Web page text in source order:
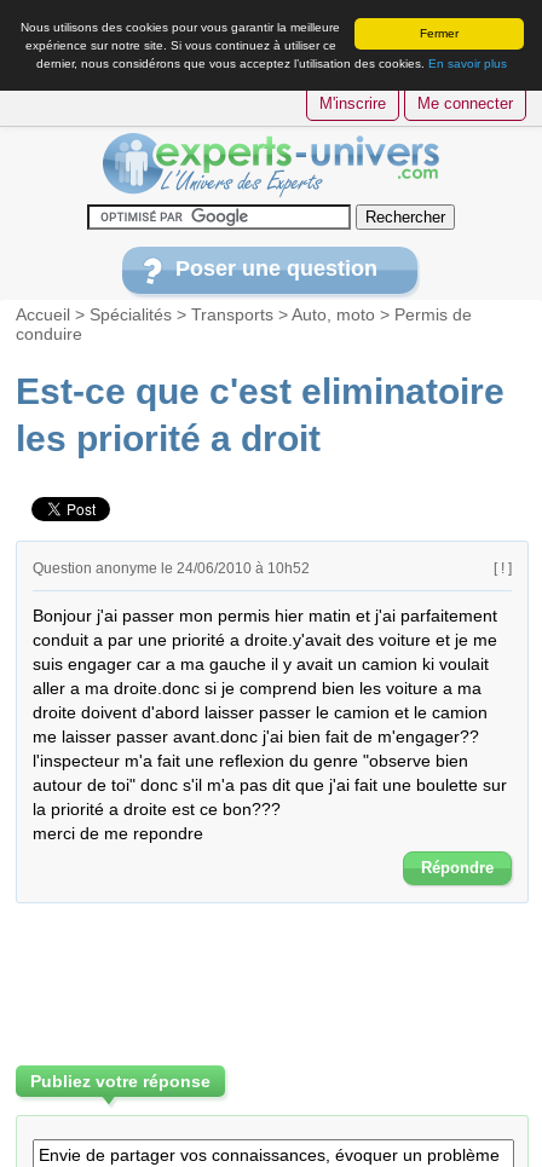
Fermer
Nous utilisons des cookies pour vous garantir la meilleure
expérience sur notre site. Si vous continuez à utiliser ce
dernier, nous considérons que vous acceptez l’utilisation des cookies. En savoir plus
M'inscrire Me connecter
Poser une question
Accueil > Spécialités >Transports >Auto, moto > Permis de
conduire
Est-ce que c'est eliminatoire
les priorité a droit
Question anonyme le 24/06/2010 à 10h52 [ ! ]
Bonjour j'ai passer mon permis hier matin et j'ai parfaitement
conduit a par une priorité a droite.y'avait des voiture et je me
suis engager car a ma gauche il y avait un camion ki voulait
aller a ma droite.donc si je comprend bien les voiture a ma
droite doivent d'abord laisser passer le camion et le camion
me laisser passer avant.donc j'ai bien fait de m'engager??
l'inspecteur m'a fait une reflexion du genre "observe bien
autour de toi" donc s'il m'a pas dit que j'ai fait une boulette sur
la priorité a droite est ce bon???
merci de me repondre
Répondre
Publiez votre réponse